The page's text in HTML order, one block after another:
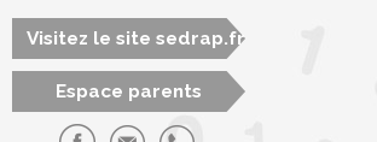
Visitez le site sedrap.fr
Espace parents